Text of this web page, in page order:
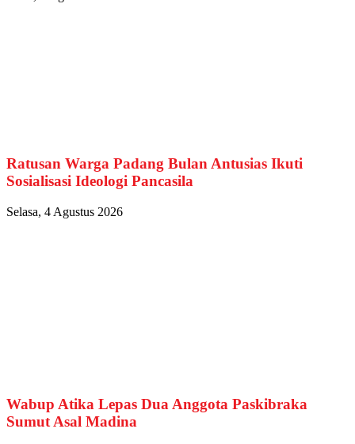
Ratusan Warga Padang Bulan Antusias Ikuti
Sosialisasi Ideologi Pancasila
Selasa, 4 Agustus 2026
Wabup Atika Lepas Dua Anggota Paskibraka
Sumut Asal Madina